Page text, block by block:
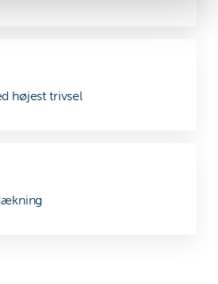
højest trivsel